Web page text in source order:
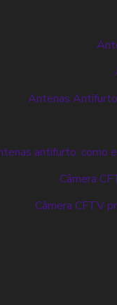
Antenas
antifurto: como
Câmera
Câmera CFTV